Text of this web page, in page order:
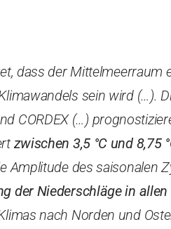
dass der Mittelmeerraum
sein wird (…).
CORDEX (…)
zwischen 3,5 °C und 8,75
Amplitude des saisonalen
der Niederschläge in
nach Norden und